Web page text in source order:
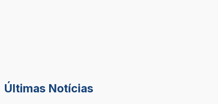
Últimas Notícias